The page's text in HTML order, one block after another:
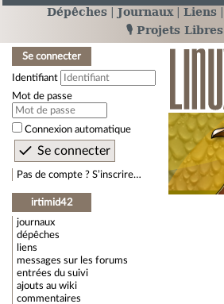
Dépêches Journaux Liens
🎙️ Projets Libres
Se connecter
Identifiant
Mot de passe
Connexion automatique
Pas de compte ? S’inscrire…
irtimid42
journaux
dépêches
liens
messages sur les forums
entrées du suivi
ajouts au wiki
commentaires